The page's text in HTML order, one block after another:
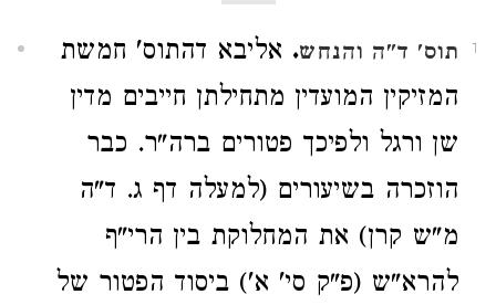
1 תוס' ד"ה והנחש. אליבא דהתוס' חמשת
המזיקין המועדין מתחילתן חייבים מדין
שן ורגל ולפיכך פטורים ברה"ר. כבר
הוזכרה בשיעורים (למעלה דף ג. ד"ה
מ"ש קרן) את המחלוקת בין הרי"ף
להרא"ש (פ"ק סי' א') ביסוד הפטור של